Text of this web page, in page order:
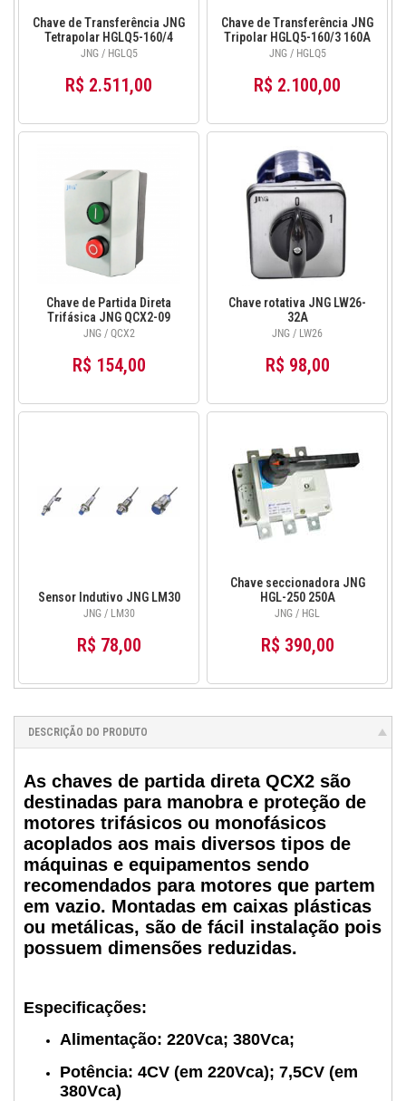
Chave de Transferência JNG
Tetrapolar HGLQ5-160/4
160A
JNG / HGLQ5
R$ 2.511,00
Chave de Transferência JNG
Tripolar HGLQ5-160/3 160A
JNG / HGLQ5
R$ 2.100,00
Chave de Partida Direta
Trifásica JNG QCX2-09
JNG / QCX2
R$ 154,00
Chave rotativa JNG LW26-
32A
JNG / LW26
R$ 98,00
Sensor Indutivo JNG LM30
JNG / LM30
R$ 78,00
Chave seccionadora JNG
HGL-250 250A
JNG / HGL
R$ 390,00
DESCRIÇÃO DO PRODUTO
As chaves de partida direta QCX2 são
destinadas para manobra e proteção de
motores trifásicos ou monofásicos
acoplados aos mais diversos tipos de
máquinas e equipamentos sendo
recomendados para motores que partem
em vazio. Montadas em caixas plásticas
ou metálicas, são de fácil instalação pois
possuem dimensões reduzidas.
Especificações:
Alimentação: 220Vca; 380Vca;
Potência: 4CV (em 220Vca); 7,5CV (em
380Vca)